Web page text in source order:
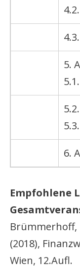
5.
6.
Empfohlene
Brümmerhoff,
(2018),
Wien, 12.Aufl.